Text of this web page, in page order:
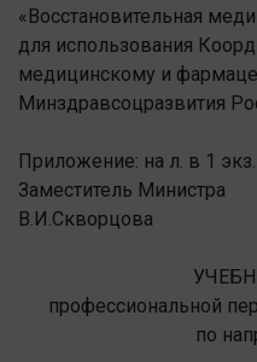
«Восстановительная
для использования
медицинскому и
Минздравсоцразвития
Приложение: на л. в 1 экз.
Заместитель Министра
В.И.Скворцова
профессиональной
по